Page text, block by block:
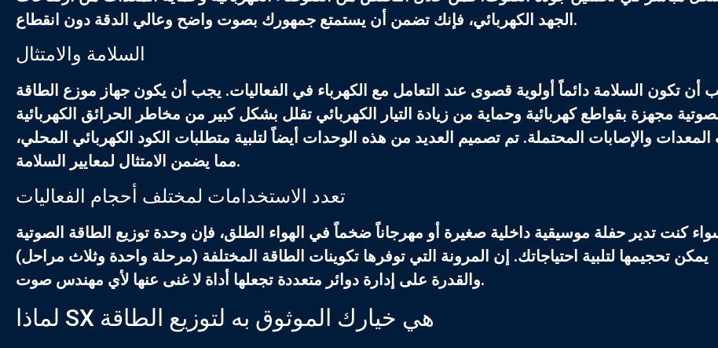
الجهد الكهربائي، فإنك تضمن أن يستمتع جمهورك بصوت واضح وعالي الدقة دون انقطاع.
السلامة والامتثال
أن تكون السلامة دائماً أولوية قصوى عند التعامل مع الكهرباء في الفعاليات. يجب أن يكون جهاز موزع الطاقة
مجهزة بقواطع كهربائية وحماية من زيادة التيار الكهربائي تقلل بشكل كبير من مخاطر الحرائق الكهربائية
والإصابات المحتملة. تم تصميم العديد من هذه الوحدات أيضاً لتلبية متطلبات الكود الكهربائي المحلي،
مما يضمن الامتثال لمعايير السلامة.
تعدد الاستخدامات لمختلف أحجام الفعاليات
كنت تدير حفلة موسيقية داخلية صغيرة أو مهرجاناً ضخماً في الهواء الطلق، فإن وحدة توزيع الطاقة الصوتية
يمكن تحجيمها لتلبية احتياجاتك. إن المرونة التي توفرها تكوينات الطاقة المختلفة (مرحلة واحدة وثلاث مراحل)
والقدرة على إدارة دوائر متعددة تجعلها أداة لا غنى عنها لأي مهندس صوت.
لماذا SX هي خيارك الموثوق به لتوزيع الطاقة